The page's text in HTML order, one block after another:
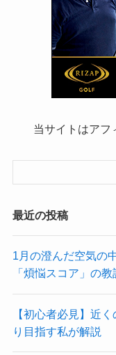
当サイトはアフ
最近の投稿
1月の澄んだ空気の
「煩悩スコア」の教
【初心者必見】近
り目指す私が解説